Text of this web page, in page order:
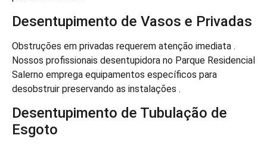
Desentupimento de Vasos e Privadas
Obstruções em privadas requerem atenção imediata .
Nossos profissionais desentupidora no Parque Residencial
Salerno emprega equipamentos específicos para
desobstruir preservando as instalações .
Desentupimento de Tubulação de
Esgoto